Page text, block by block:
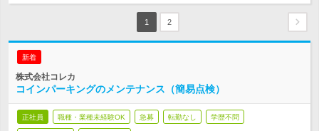
1 2
新着
株式会社コレカ
コインパーキングのメンテナンス（簡易点検）
正社員 職種・業種未経験OK 急募 転勤なし 学歴不問